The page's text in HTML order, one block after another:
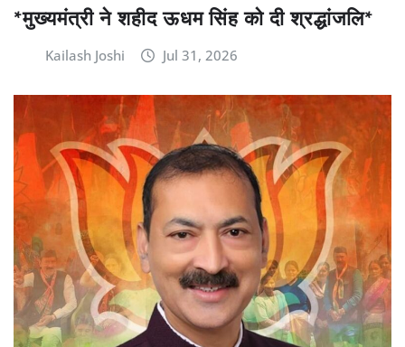
*मुख्यमंत्री ने शहीद ऊधम सिंह को दी श्रद्धांजलि*
Kailash Joshi Jul 31, 2026